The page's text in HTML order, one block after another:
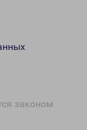
законом